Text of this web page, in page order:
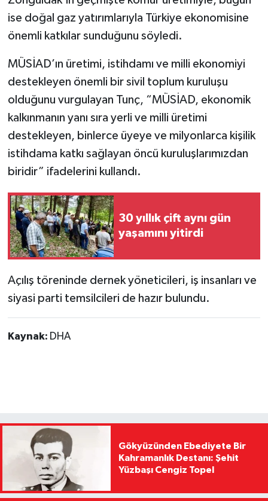
ise doğal gaz yatırımlarıyla Türkiye ekonomisine
önemli katkılar sunduğunu söyledi.
MÜSİAD’ın üretimi, istihdamı ve milli ekonomiyi
destekleyen önemli bir sivil toplum kuruluşu
olduğunu vurgulayan Tunç, “MÜSİAD, ekonomik
kalkınmanın yanı sıra yerli ve milli üretimi
destekleyen, binlerce üyeye ve milyonlarca kişilik
istihdama katkı sağlayan öncü kuruluşlarımızdan
biridir” ifadelerini kullandı.
30 yıllık çift aynı gün
yaşamını yitirdi
Açılış töreninde dernek yöneticileri, iş insanları ve
siyasi parti temsilcileri de hazır bulundu.
Kaynak: DHA
Gökyüzünden Ebediyete Bir
Kahramanlık Destanı: Şehit
Yüzbaşı Cengiz Topel